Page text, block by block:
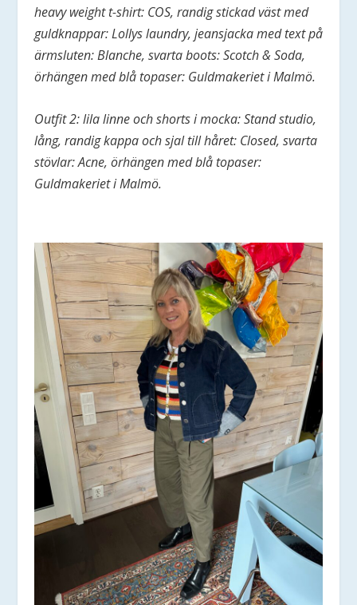
heavy weight t-shirt: COS, randig stickad väst med
guldknappar: Lollys laundry, jeansjacka med text på
ärmsluten: Blanche, svarta boots: Scotch & Soda,
örhängen med blå topaser: Guldmakeriet i Malmö.
Outfit 2: lila linne och shorts i mocka: Stand studio,
lång, randig kappa och sjal till håret: Closed, svarta
stövlar: Acne, örhängen med blå topaser:
Guldmakeriet i Malmö.